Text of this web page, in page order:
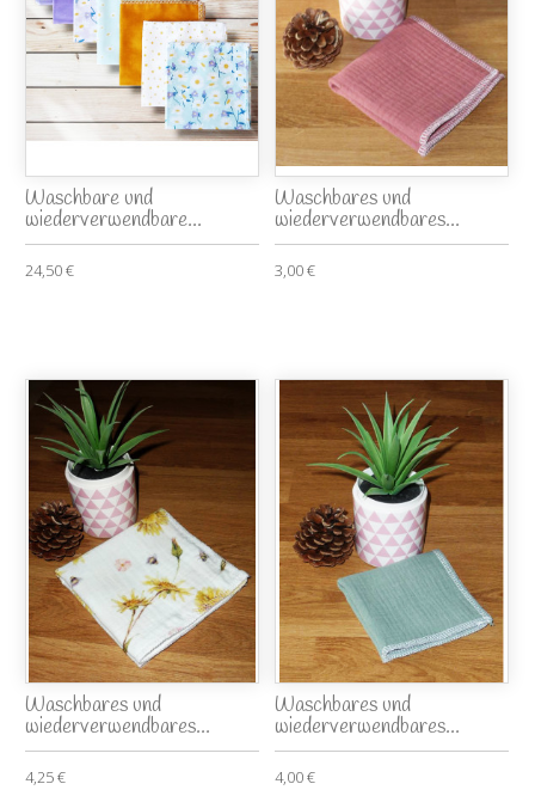
Waschbare und
wiederverwendbare...
24,50 €
Waschbares und
wiederverwendbares...
3,00 €
Waschbares und
wiederverwendbares...
4,25 €
Waschbares und
wiederverwendbares...
4,00 €